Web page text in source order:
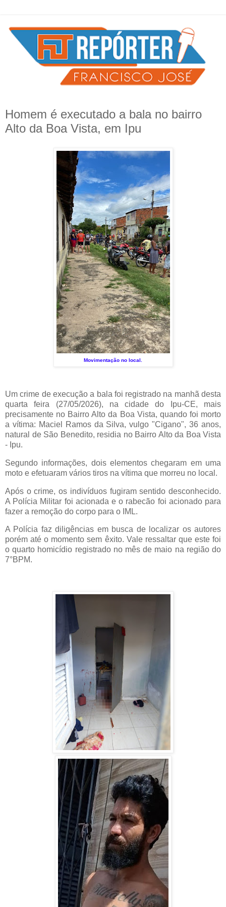
Homem é executado a bala no bairro
Alto da Boa Vista, em Ipu
Movimentação no local.
Um crime de execução a bala foi registrado na manhã desta
quarta feira (27/05/2026), na cidade do Ipu-CE, mais
precisamente no Bairro Alto da Boa Vista, quando foi morto
a vítima: Maciel Ramos da Silva, vulgo "Cigano", 36 anos,
natural de São Benedito, residia no Bairro Alto da Boa Vista
- Ipu.
Segundo informações, dois elementos chegaram em uma
moto e efetuaram vários tiros na vítima que morreu no local.
Após o crime, os indivíduos fugiram sentido desconhecido.
A Polícia Militar foi acionada e o rabecão foi acionado para
fazer a remoção do corpo para o IML.
A Polícia faz diligências em busca de localizar os autores
porém até o momento sem êxito. Vale ressaltar que este foi
o quarto homicídio registrado no mês de maio na região do
7°BPM.